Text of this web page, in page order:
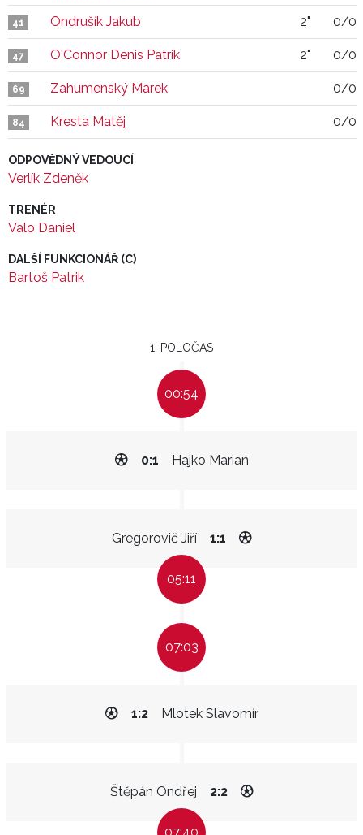
41 Ondrušík Jakub 2" 0/0
47 O'Connor Denis Patrik 2" 0/0
69 Zahumenský Marek 0/0
84 Kresta Matěj 0/0
ODPOVĚDNÝ VEDOUCÍ
Verlík Zdeněk
TRENÉR
Valo Daniel
DALŠÍ FUNKCIONÁŘ (C)
Bartoš Patrik
1. POLOČAS
00:54
Hajko Marian
0:1
Gregorovič Jiří 1:1
05:11
07:03
Mlotek Slavomír
1:2
Štěpán Ondřej 2:2